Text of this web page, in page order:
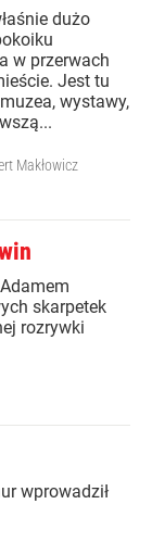
dużo
w przerwach
Jest tu
wystawy,
Makłowicz
skarpetek
rozrywki
wprowadził